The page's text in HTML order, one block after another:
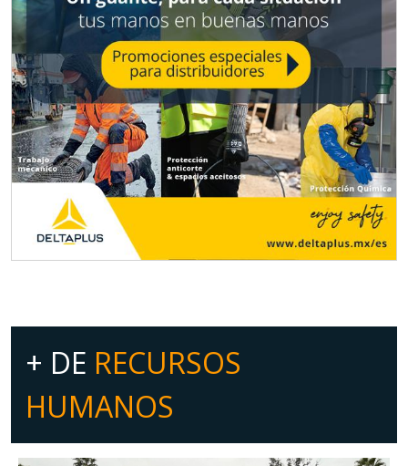
+ DE RECURSOS
HUMANOS